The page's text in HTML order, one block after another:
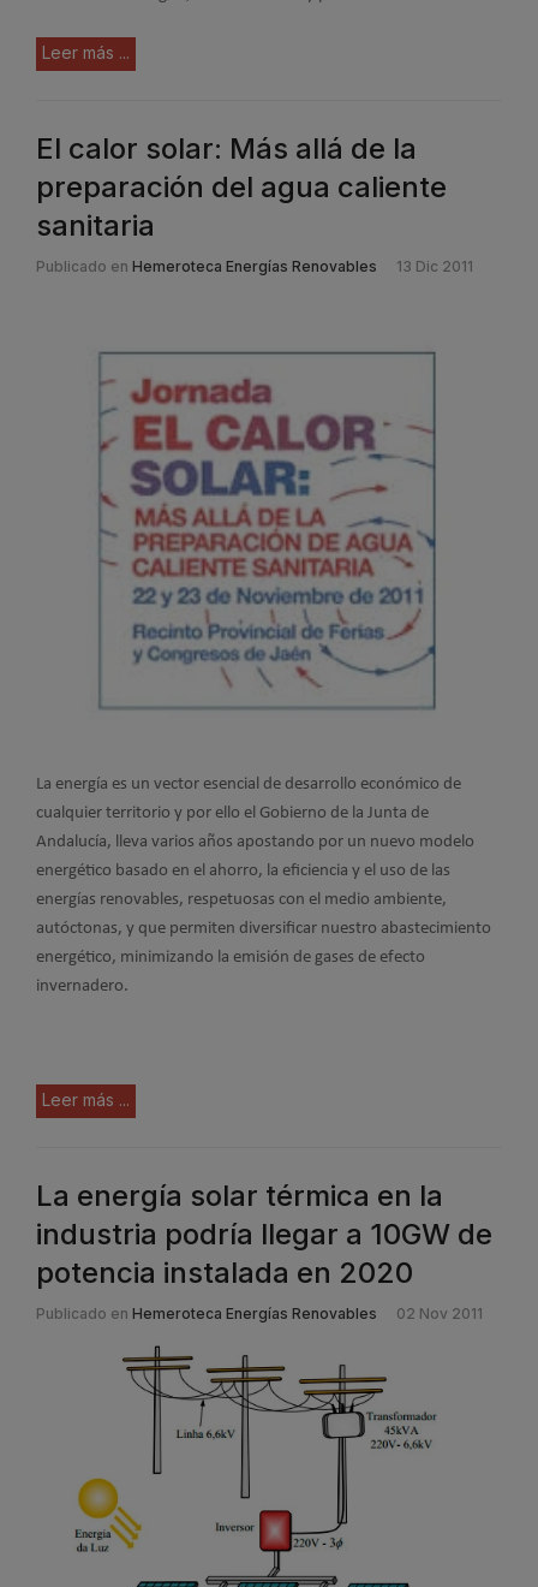
Leer más ...
El calor solar: Más allá de la
preparación del agua caliente
sanitaria
Publicado en Hemeroteca Energías Renovables 13 Dic 2011
La energía es un vector esencial de desarrollo económico de
cualquier territorio y por ello el Gobierno de la Junta de
Andalucía, lleva varios años apostando por un nuevo modelo
energético basado en el ahorro, la eficiencia y el uso de las
energías renovables, respetuosas con el medio ambiente,
autóctonas, y que permiten diversificar nuestro abastecimiento
energético, minimizando la emisión de gases de efecto
invernadero.
Leer más ...
La energía solar térmica en la
industria podría llegar a 10GW de
potencia instalada en 2020
Publicado en Hemeroteca Energías Renovables 02 Nov 2011